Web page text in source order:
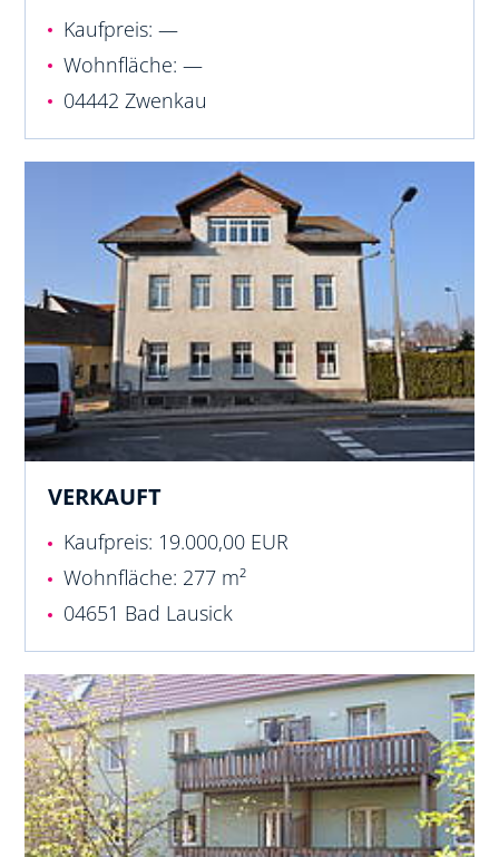
Kaufpreis: —
Wohnfläche: —
04442 Zwenkau
VERKAUFT
Kaufpreis: 19.000,00 EUR
Wohnfläche: 277 m²
04651 Bad Lausick